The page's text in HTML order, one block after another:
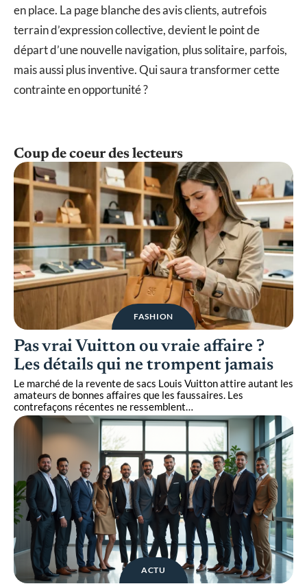
en place. La page blanche des avis clients, autrefois
terrain d’expression collective, devient le point de
départ d’une nouvelle navigation, plus solitaire, parfois,
mais aussi plus inventive. Qui saura transformer cette
contrainte en opportunité ?
Coup de coeur des lecteurs
FASHION
Pas vrai Vuitton ou vraie affaire ?
Les détails qui ne trompent jamais
Le marché de la revente de sacs Louis Vuitton attire autant les
amateurs de bonnes affaires que les faussaires. Les
contrefaçons récentes ne ressemblent…
ACTU